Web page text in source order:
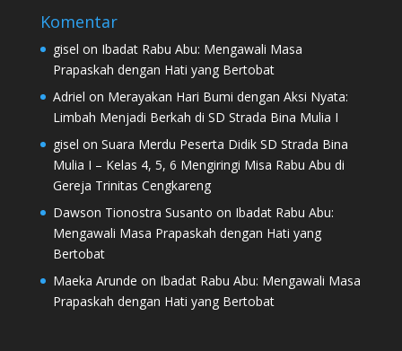
Komentar
gisel on Ibadat Rabu Abu: Mengawali Masa
Prapaskah dengan Hati yang Bertobat
Adriel on Merayakan Hari Bumi dengan Aksi Nyata:
Limbah Menjadi Berkah di SD Strada Bina Mulia I
gisel on Suara Merdu Peserta Didik SD Strada Bina
Mulia I – Kelas 4, 5, 6 Mengiringi Misa Rabu Abu di
Gereja Trinitas Cengkareng
Dawson Tionostra Susanto on Ibadat Rabu Abu:
Mengawali Masa Prapaskah dengan Hati yang
Bertobat
Maeka Arunde on Ibadat Rabu Abu: Mengawali Masa
Prapaskah dengan Hati yang Bertobat